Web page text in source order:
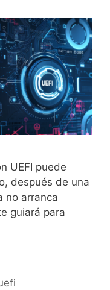
UEFI puede
después de una
no arranca
guiará para